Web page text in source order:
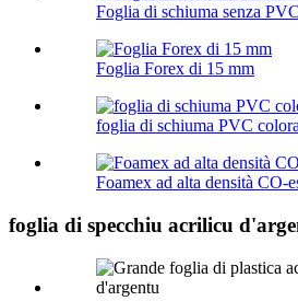
Foglia di schiuma senza
Foglia Forex di 15 mm
foglia di schiuma PVC
Foamex ad alta densità CO-
foglia di specchiu acrilicu